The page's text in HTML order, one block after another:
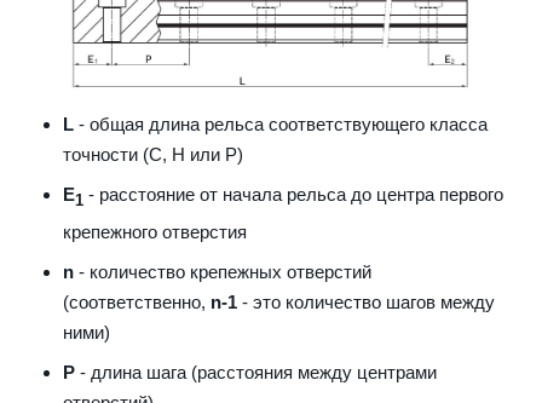
L - общая длина рельса соответствующего класса
точности (С, H или Р)
E1 - расстояние от начала рельса до центра первого
крепежного отверстия
n - количество крепежных отверстий
(соответственно, n-1 - это количество шагов между
ними)
P - длина шага (расстояния между центрами